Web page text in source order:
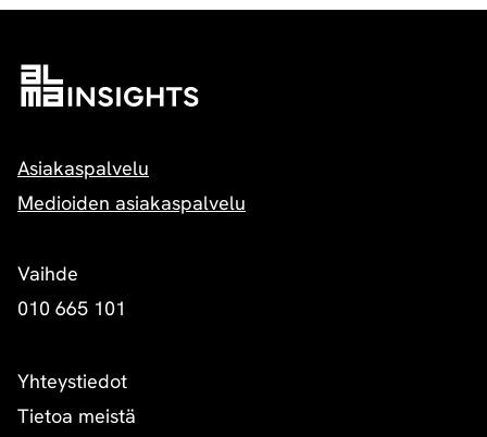
Asiakaspalvelu
Medioiden asiakaspalvelu
Vaihde
010 665 101
Yhteystiedot
Tietoa meistä